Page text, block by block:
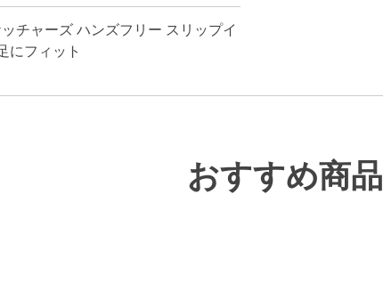
チャーズ ハンズフリー スリップイ
にフィット
おすすめ商品